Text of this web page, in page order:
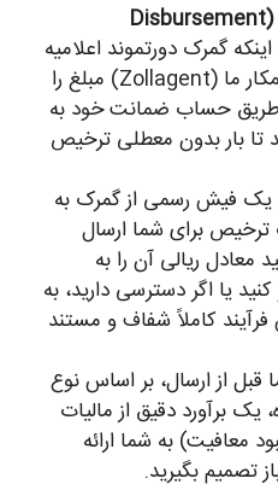
پرداخت از طرف شما (Disbursement
گمرک دورتموند اعلامیه
مالیاتی صادر کند، همکار ما (Zollagent) مبلغ را
طریق حساب ضمانت خود به
بار بدون معطلی ترخیص
فیش رسمی از گمرک به
ترخیص برای شما ارسال
ریالی آن را به
یا اگر دسترسی دارید، به
فرآیند کاملاً شفاف و مستند
قبل از ارسال، بر اساس نوع
یک برآورد دقیق از مالیات
معافیت) به شما ارائه
تصمیم بگیرید.